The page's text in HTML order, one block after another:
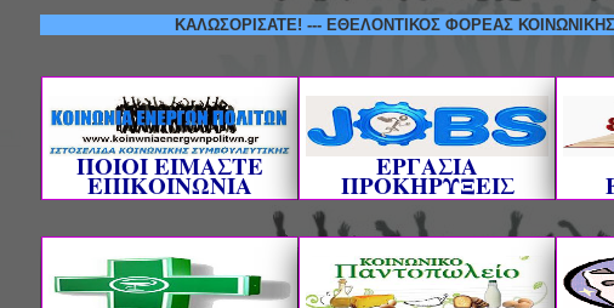
ΚΑΛΩΣΟΡΙΣΑΤΕ! --- ΕΘΕΛΟΝΤΙΚΟΣ ΦΟΡΕΑΣ ΚΟΙΝΩΝΙΚΗΣ
ΠΟΙΟΙ ΕΙΜΑΣΤΕ
ΕΠΙΚΟΙΝΩΝΙΑ
ΕΡΓΑΣΙΑ
ΠΡΟΚΗΡΥΞΕΙΣ